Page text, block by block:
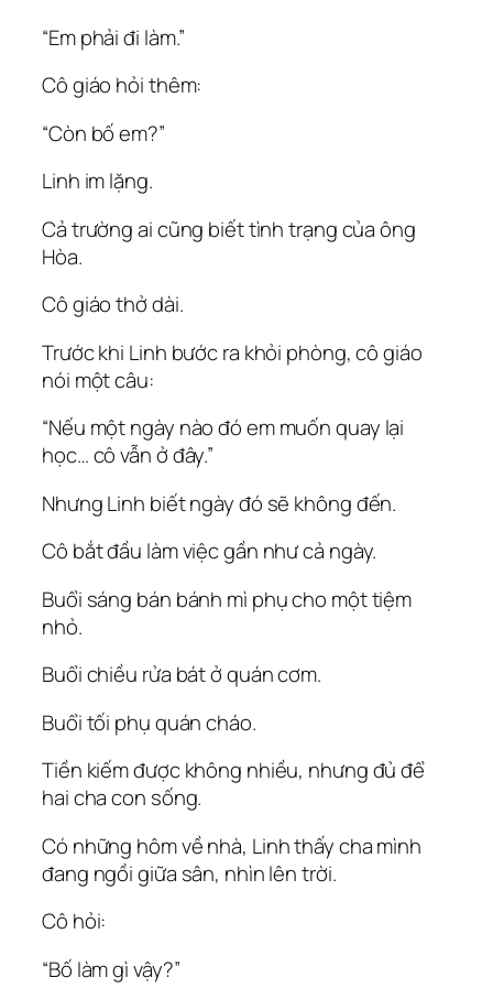
“Em phải đi làm.”
Cô giáo hỏi thêm:
“Còn bố em?”
Linh im lặng.
Cả trường ai cũng biết tình trạng của ông
Hòa.
Cô giáo thở dài.
Trước khi Linh bước ra khỏi phòng, cô giáo
nói một câu:
“Nếu một ngày nào đó em muốn quay lại
học… cô vẫn ở đây.”
Nhưng Linh biết ngày đó sẽ không đến.
Cô bắt đầu làm việc gần như cả ngày.
Buổi sáng bán bánh mì phụ cho một tiệm
nhỏ.
Buổi chiều rửa bát ở quán cơm.
Buổi tối phụ quán cháo.
Tiền kiếm được không nhiều, nhưng đủ để
hai cha con sống.
Có những hôm về nhà, Linh thấy cha mình
đang ngồi giữa sân, nhìn lên trời.
Cô hỏi:
“Bố làm gì vậy?”